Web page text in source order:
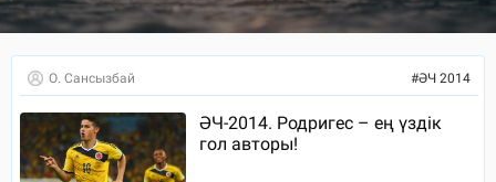
О. Сансызбай #ӘЧ 2014
ӘЧ-2014. Родригес – ең үздік
гол авторы!